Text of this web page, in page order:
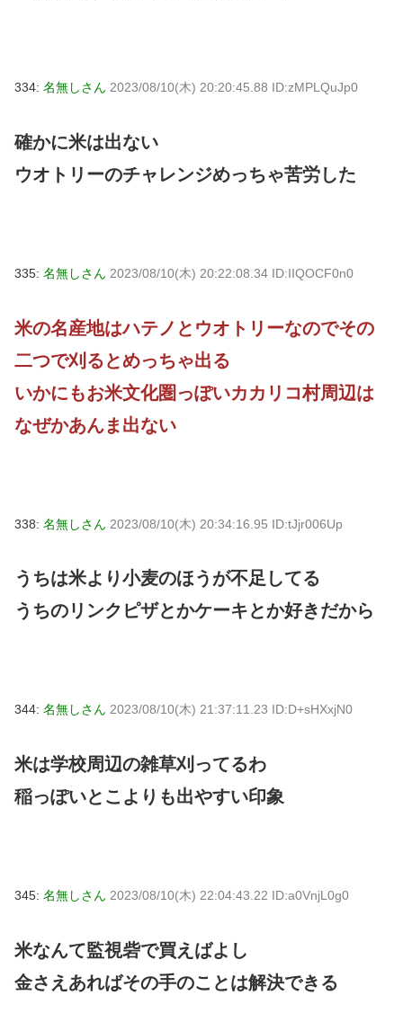
334: 名無しさん 2023/08/10(木) 20:20:45.88 ID:zMPLQuJp0
確かに米は出ない
ウオトリーのチャレンジめっちゃ苦労した
335: 名無しさん 2023/08/10(木) 20:22:08.34 ID:IIQOCF0n0
米の名産地はハテノとウオトリーなのでその
二つで刈るとめっちゃ出る
いかにもお米文化圏っぽいカカリコ村周辺は
なぜかあんま出ない
338: 名無しさん 2023/08/10(木) 20:34:16.95 ID:tJjr006Up
うちは米より小麦のほうが不足してる
うちのリンクピザとかケーキとか好きだから
344: 名無しさん 2023/08/10(木) 21:37:11.23 ID:D+sHXxjN0
米は学校周辺の雑草刈ってるわ
稲っぽいとこよりも出やすい印象
345: 名無しさん 2023/08/10(木) 22:04:43.22 ID:a0VnjL0g0
米なんて監視砦で買えばよし
金さえあればその手のことは解決できる